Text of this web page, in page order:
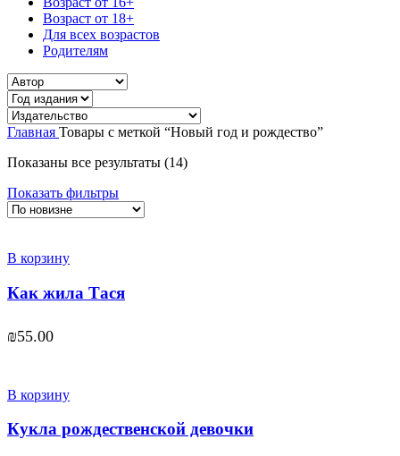
Возраст от 18+
Для всех возрастов
Родителям
Главная Товары с меткой “Новый год и рождество”
Показаны все результаты (14)Сортировка:
Показать фильтры
В корзину
Как жила Тася
₪55.00
В корзину
Кукла рождественской девочки